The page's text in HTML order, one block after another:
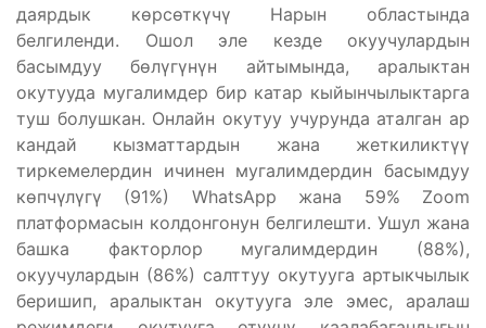
даярдык көрсөткүчү Нарын областында
белгиленди. Ошол эле кезде окуучулардын
басымдуу бөлүгүнүн айтымында, аралыктан
окутууда мугалимдер бир катар кыйынчылыктарга
туш болушкан. Онлайн окутуу учурунда аталган ар
кандай кызматтардын жана жеткиликтүү
тиркемелердин ичинен мугалимдердин басымдуу
көпчүлүгү (91%) WhatsApp жана 59% Zoom
платформасын колдонгонун белгилешти. Ушул жана
башка факторлор мугалимдердин (88%),
окуучулардын (86%) салттуу окутууга артыкчылык
беришип, аралыктан окутууга эле эмес, аралаш